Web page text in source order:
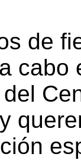
de
cabo